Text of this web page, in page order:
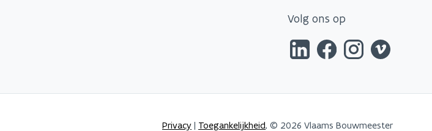
Volg ons op
Privacy | Toegankelijkheid, © 2026 Vlaams Bouwmeester